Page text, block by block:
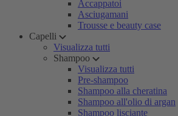
Accappatoi
Asciugamani
Trousse e beauty case
Capelli
Visualizza tutti
Shampoo
Visualizza tutti
Pre-shampoo
Shampoo alla cheratina
Shampoo all'olio di argan
Shampoo lisciante